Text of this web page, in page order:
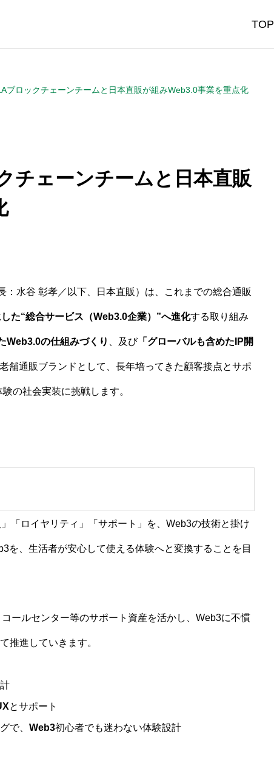
TOP
業 保険事業
ブロックチェーンチームと日本直販が組みWeb3.0事業を重点化
チェーンチームと日本直販
水谷 彰孝／以下、日本直販）は、これまでの総合通販
た“総合サービス（Web3.0企業）”へ進化する取り組み
Web3.0の仕組みづくり 、及び「グローバルも含めたIP開
舗通販ブランドとして、長年培ってきた顧客接点とサポ
の社会実装に挑戦します。
「ロイヤリティ」「サポート」を、Web3の技術と掛け
を、生活者が安心して使える体験へと変換することを目
ールセンター等のサポート資産を活かし、Web3に不慣
推進していきます。
とサポート
で、 Web3初心者でも迷わない体験設計